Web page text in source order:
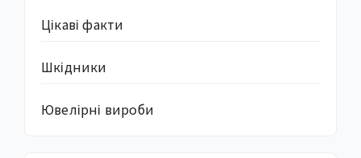
Цікаві факти
Шкідники
Ювелірні вироби